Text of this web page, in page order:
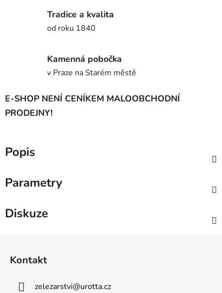
Tradice a kvalita
od roku 1840
Kamenná pobočka
v Praze na Starém městě
E-SHOP NENÍ CENÍKEM MALOOBCHODNÍ
PRODEJNY!
Popis
Parametry
Diskuze
Kontakt
zelezarstvi@urotta.cz